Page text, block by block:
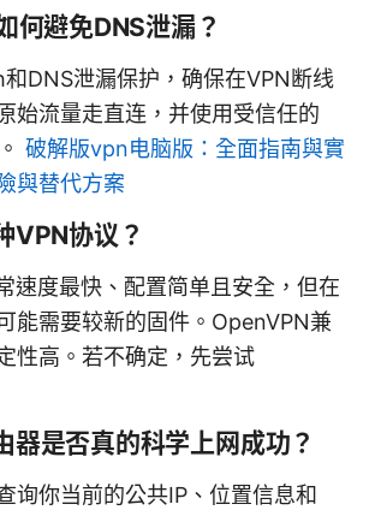
何避免DNS泄漏？
DNS泄漏保护，确保在VPN断线
始流量走直连，并使用受信任的
破解版vpn电脑版：全面指南與實
與替代方案
VPN协议？
速度最快、配置简单且安全，但在
能需要较新的固件。OpenVPN兼
性高。若不确定，先尝试
器是否真的科学上网成功？
询你当前的公共IP、位置信息和